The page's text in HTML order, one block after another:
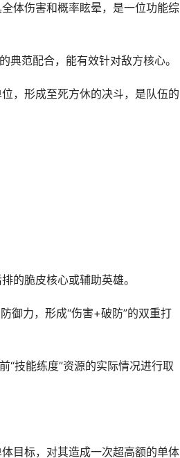
体伤害和概率眩晕，是一位功能综
范配合，能有效针对敌方核心。
，形成至死方休的决斗，是队伍的
脆皮核心或辅助英雄。
力，形成“伤害+破防”的双重打
技能练度”资源的实际情况进行取
目标，对其造成一次超高额的单体